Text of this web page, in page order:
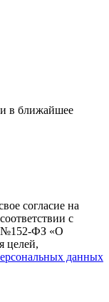
в ближайшее
согласие на
с
№152-ФЗ «О
целей,
данных